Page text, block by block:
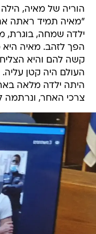
הוריה של מאיה,
"מאיה תמיד ראתה
ילדה שמחה, בוגרת,
הפך לזהב. מאיה
קשה להם והיא
העולם היה קטן
היתה ילדה מלאה
צרכי האחר, ונרתמה